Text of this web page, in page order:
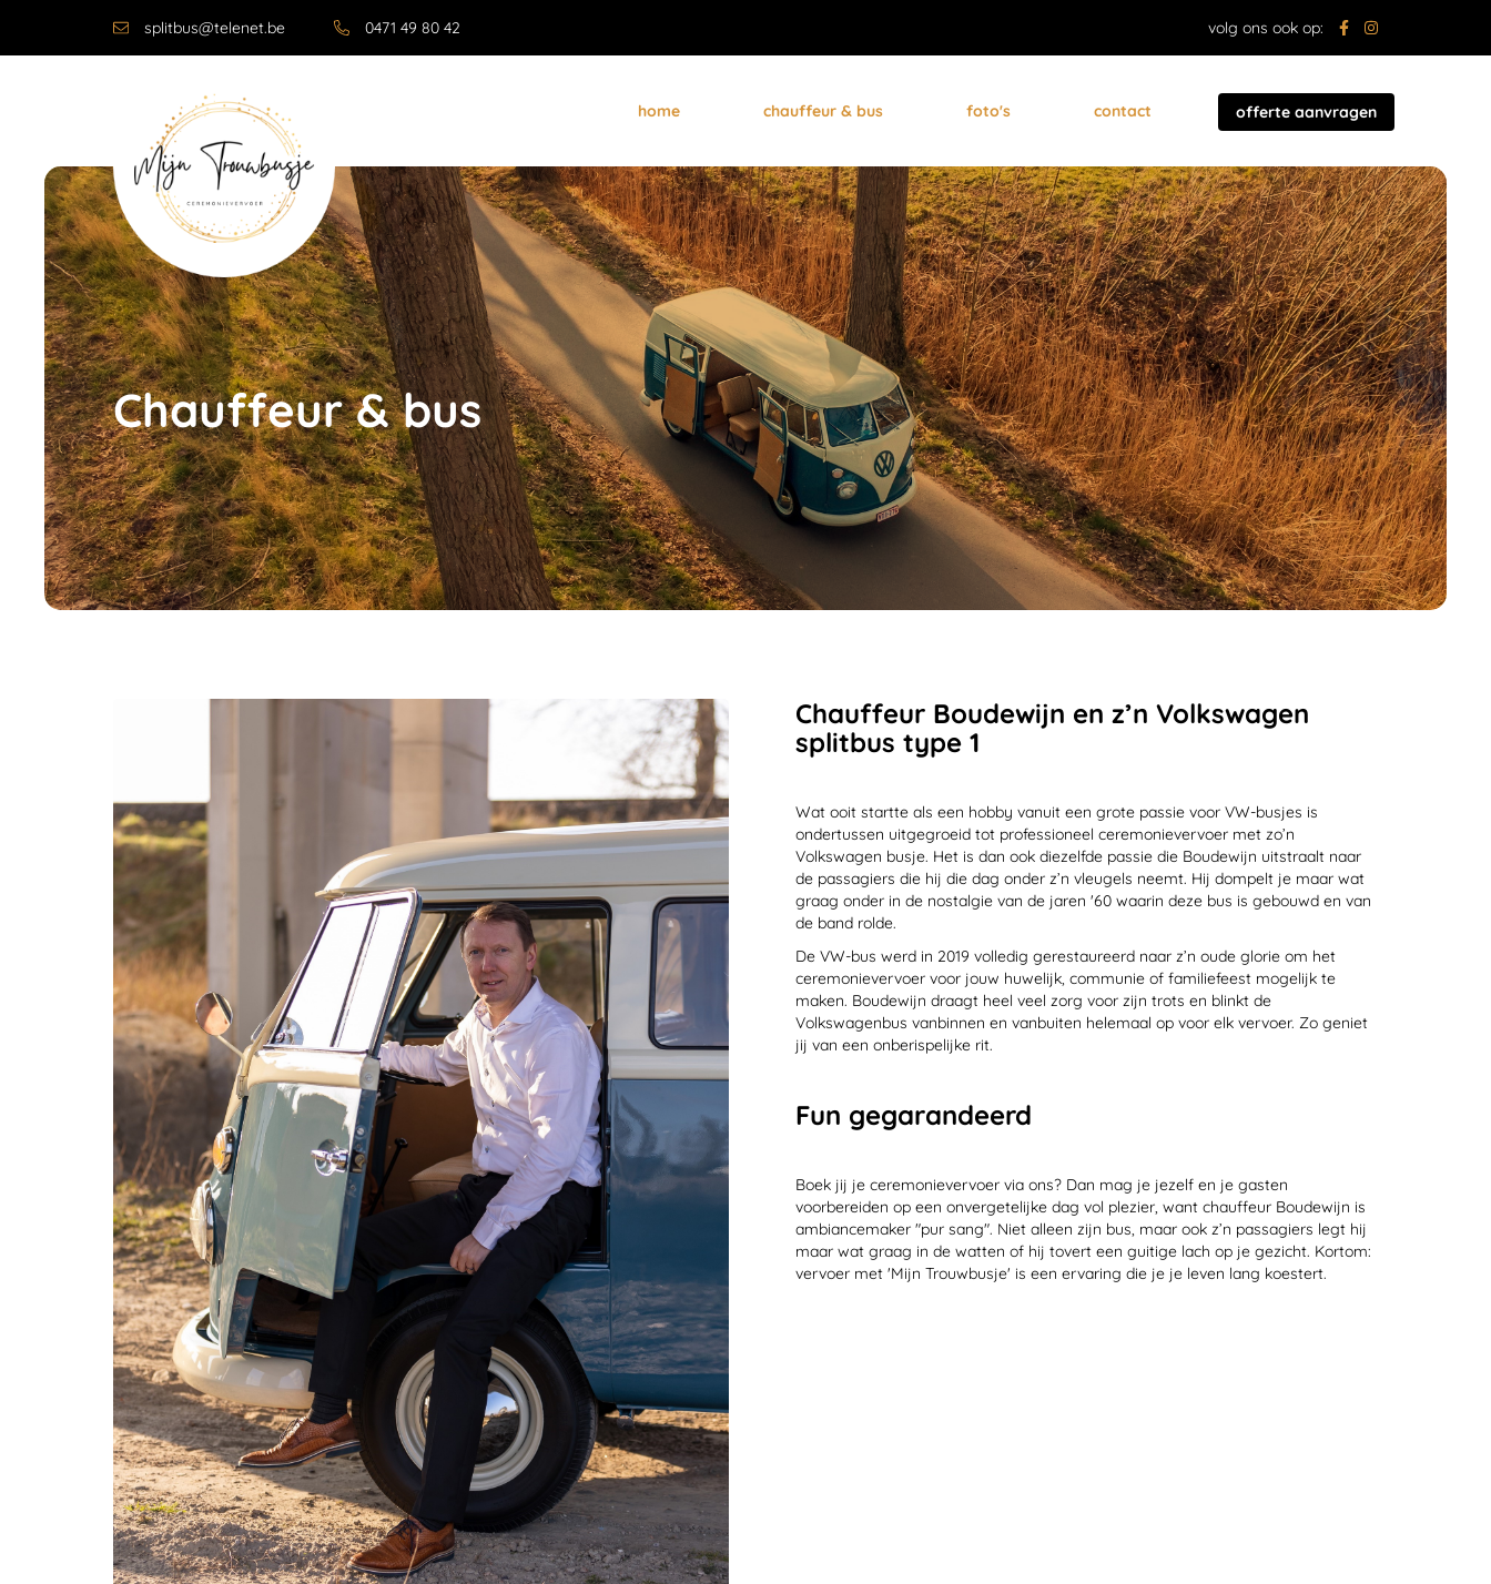
splitbus@telenet.be 0471 49 80 42 volg ons ook op:
home chauffeur & bus foto's contact offerte aanvragen
Chauffeur & bus
Chauffeur Boudewijn en z’n Volkswagen
splitbus type 1
Wat ooit startte als een hobby vanuit een grote passie voor VW-busjes is
ondertussen uitgegroeid tot professioneel ceremonievervoer met zo’n
Volkswagen busje. Het is dan ook diezelfde passie die Boudewijn uitstraalt naar
de passagiers die hij die dag onder z’n vleugels neemt. Hij dompelt je maar wat
graag onder in de nostalgie van de jaren '60 waarin deze bus is gebouwd en van
de band rolde.
De VW-bus werd in 2019 volledig gerestaureerd naar z’n oude glorie om het
ceremonievervoer voor jouw huwelijk, communie of familiefeest mogelijk te
maken. Boudewijn draagt heel veel zorg voor zijn trots en blinkt de
Volkswagenbus vanbinnen en vanbuiten helemaal op voor elk vervoer. Zo geniet
jij van een onberispelijke rit.
Fun gegarandeerd
Boek jij je ceremonievervoer via ons? Dan mag je jezelf en je gasten
voorbereiden op een onvergetelijke dag vol plezier, want chauffeur Boudewijn is
ambiancemaker "pur sang". Niet alleen zijn bus, maar ook z’n passagiers legt hij
maar wat graag in de watten of hij tovert een guitige lach op je gezicht. Kortom:
vervoer met 'Mijn Trouwbusje' is een ervaring die je je leven lang koestert.